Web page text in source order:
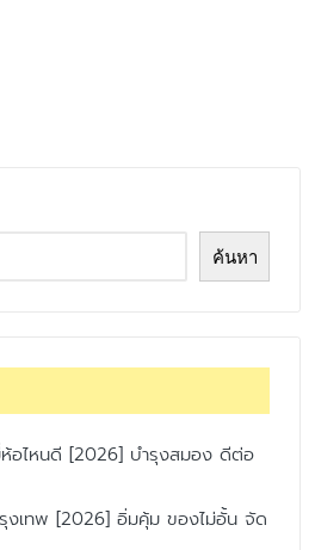
ค้นหา
อไหนดี [2026] บำรุงสมอง ดีต่อ
รุงเทพ [2026] อิ่มคุ้ม ของไม่อั้น จัด